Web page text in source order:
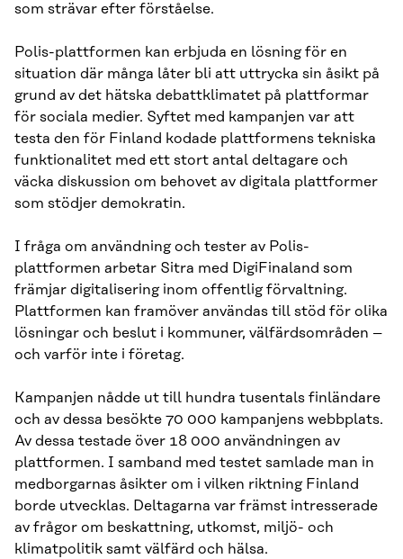
som strävar efter förståelse.
Polis-plattformen kan erbjuda en lösning för en
situation där många låter bli att uttrycka sin åsikt på
grund av det hätska debattklimatet på plattformar
för sociala medier. Syftet med kampanjen var att
testa den för Finland kodade plattformens tekniska
funktionalitet med ett stort antal deltagare och
väcka diskussion om behovet av digitala plattformer
som stödjer demokratin.
I fråga om användning och tester av Polis-
plattformen arbetar Sitra med DigiFinaland som
främjar digitalisering inom offentlig förvaltning.
Plattformen kan framöver användas till stöd för olika
lösningar och beslut i kommuner, välfärdsområden –
och varför inte i företag.
Kampanjen nådde ut till hundra tusentals finländare
och av dessa besökte 70 000 kampanjens webbplats.
Av dessa testade över 18 000 användningen av
plattformen. I samband med testet samlade man in
medborgarnas åsikter om i vilken riktning Finland
borde utvecklas. Deltagarna var främst intresserade
av frågor om beskattning, utkomst, miljö- och
klimatpolitik samt välfärd och hälsa.